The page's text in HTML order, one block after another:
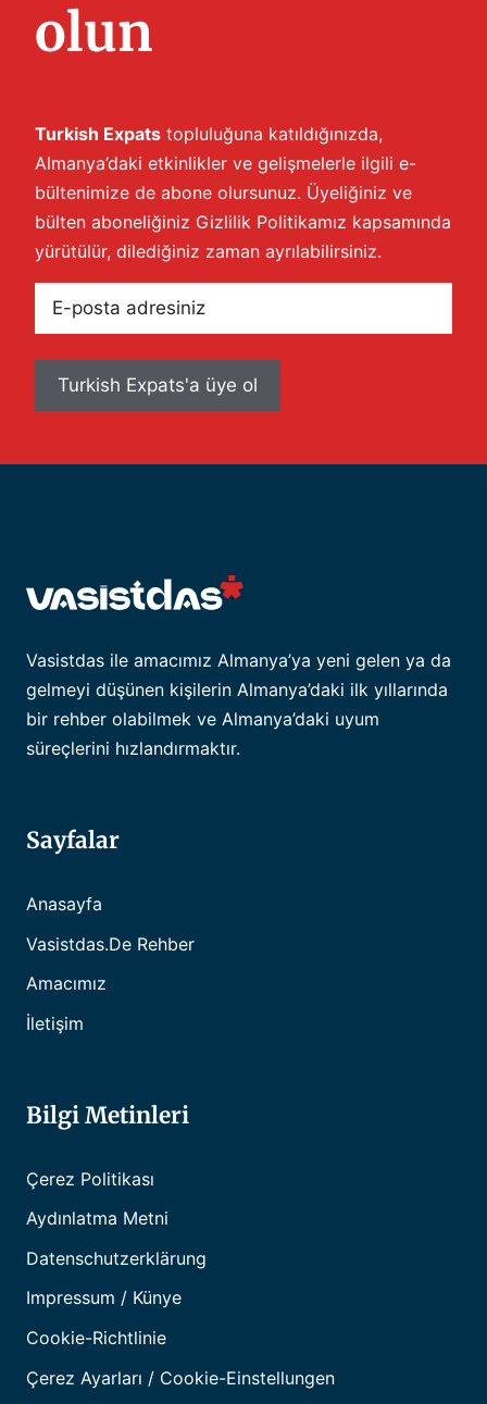
olun
Turkish Expats topluluğuna katıldığınızda,
Almanya’daki etkinlikler ve gelişmelerle ilgili e-
bültenimize de abone olursunuz. Üyeliğiniz ve
bülten aboneliğiniz Gizlilik Politikamız kapsamında
yürütülür, dilediğiniz zaman ayrılabilirsiniz.
posta
adresiniz
Vasistdas ile amacımız Almanya’ya yeni gelen ya da
gelmeyi düşünen kişilerin Almanya’daki ilk yıllarında
bir rehber olabilmek ve Almanya’daki uyum
süreçlerini hızlandırmaktır.
Sayfalar
Anasayfa
Vasistdas.de Rehber
Amacımız
İletişim
Bilgi Metinleri
Çerez Politikası
Aydınlatma Metni
Datenschutzerklärung
Impressum / Künye
Cookie-Richtlinie
Çerez Ayarları / Cookie-Einstellungen